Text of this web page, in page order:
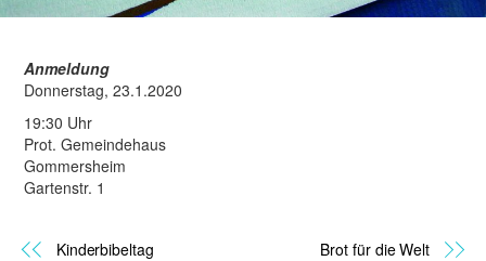
Anmeldung
Donnerstag, 23.1.2020
19:30 Uhr
Prot. Gemeindehaus
Gommersheim
Gartenstr. 1
Kinderbibeltag Brot für die Welt